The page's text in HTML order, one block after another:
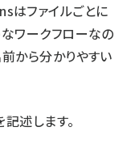
はファイルごとに
ワークフローなの
から分かりやすい
述します。